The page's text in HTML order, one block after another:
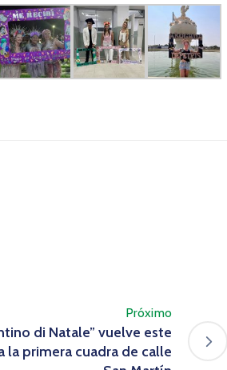
Próximo
di Natale” vuelve este
la primera cuadra de calle